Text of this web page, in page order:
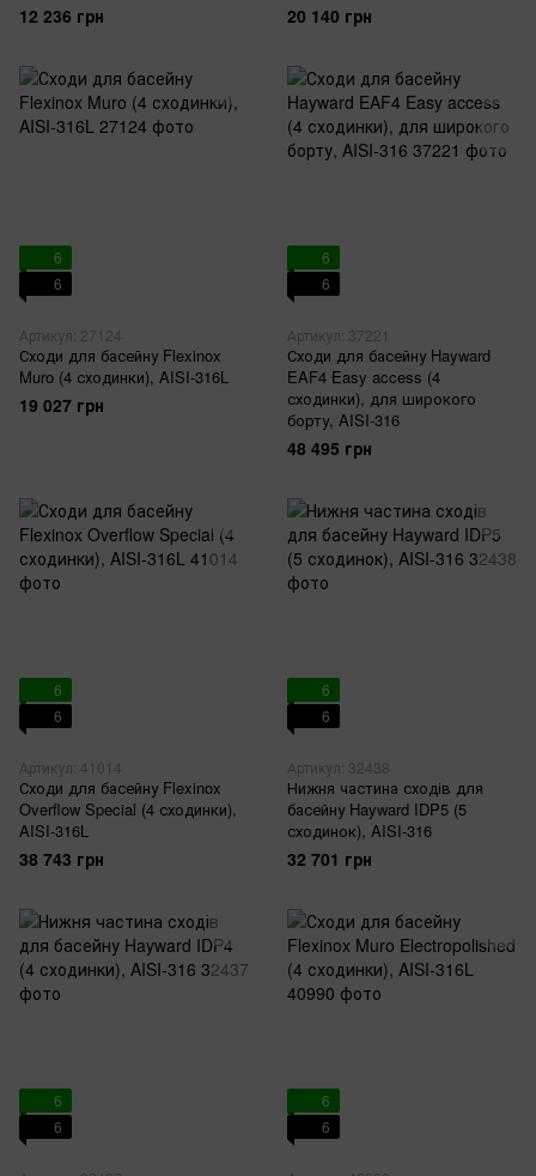
12 236 грн 20 140 грн
6
6
Артикул: 27124
Сходи для басейну Flexinox
Muro (4 сходинки), AISI-316L
19 027 грн
6
6
Артикул: 37221
Сходи для басейну Hayward
EAF4 Easy access (4
сходинки), для широкого
борту, AISI-316
48 495 грн
6
6
Артикул: 41014
Сходи для басейну Flexinox
Overflow Special (4 сходинки),
AISI-316L
38 743 грн
6
6
Артикул: 32438
Нижня частина сходів для
басейну Hayward IDP5 (5
сходинок), AISI-316
32 701 грн
6
6
6
6